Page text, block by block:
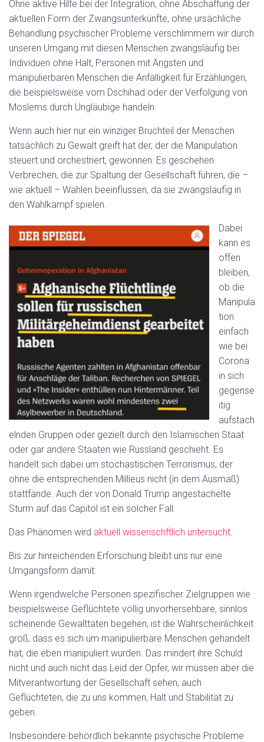
Ohne aktive Hilfe bei der Integration, ohne Abschaffung der
aktuellen Form der Zwangsunterkünfte, ohne ursächliche
Behandlung psychischer Probleme verschlimmern wir durch
unseren Umgang mit diesen Menschen zwangsläufig bei
Individuen ohne Halt, Personen mit Ängsten und
manipulierbaren Menschen die Anfälligkeit für Erzählungen,
die beispielsweise vom Dschihad oder der Verfolgung von
Moslems durch Ungläubige handeln.
Wenn auch hier nur ein winziger Bruchteil der Menschen
tatsächlich zu Gewalt greift hat der, der die Manipulation
steuert und orchestriert, gewonnen: Es geschehen
Verbrechen, die zur Spaltung der Gesellschaft führen, die –
wie aktuell – Wahlen beeinflussen, da sie zwangsläufig in
den Wahlkampf spielen.
Dabei
kann es
offen
bleiben,
ob die
Manipula
tion
einfach
wie bei
Corona
in sich
gegense
itig
aufstach
elnden Gruppen oder gezielt durch den Islamischen Staat
oder gar andere Staaten wie Russland geschieht. Es
handelt sich dabei um stochastischen Terrorismus, der
ohne die entsprechenden Millieus nicht (in dem Ausmaß)
stattfände. Auch der von Donald Trump angestachelte
Sturm auf das Capitol ist ein solcher Fall.
Das Phänomen wird aktuell wissenschftlich untersucht.
Bis zur hinreichenden Erforschung bleibt uns nur eine
Umgangsform damit:
Wenn irgendwelche Personen spezifischer Zielgruppen wie
beispielsweise Geflüchtete völlig unvorhersehbare, sinnlos
scheinende Gewalttaten begehen, ist die Wahrscheinlichkeit
groß, dass es sich um manipulierbare Menschen gehandelt
hat, die eben manipuliert wurden. Das mindert ihre Schuld
nicht und auch nicht das Leid der Opfer, wir müssen aber die
Mitverantwortung der Gesellschaft sehen, auch
Geflüchteten, die zu uns kommen, Halt und Stabilität zu
geben.
Insbesondere behördlich bekannte psychische Probleme